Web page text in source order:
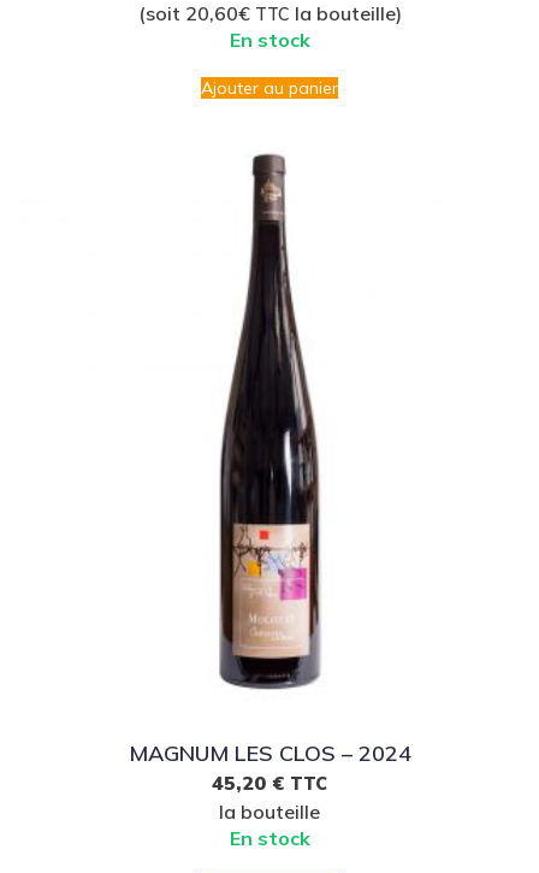
(soit 20,60€ TTC la bouteille)
En stock
Ajouter au panier
MAGNUM LES CLOS – 2024
45,20 € TTC
la bouteille
En stock